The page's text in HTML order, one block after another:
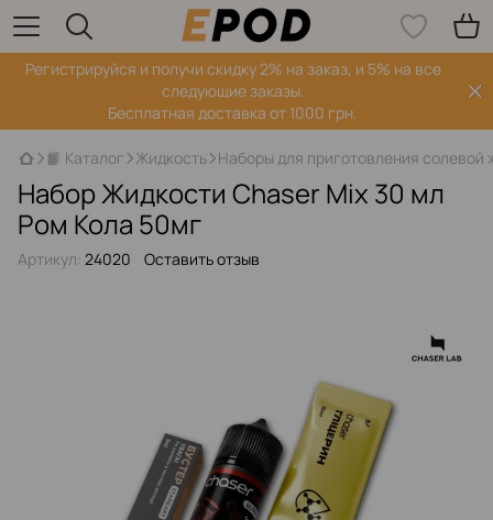
Регистрируйся‌ и получи скидку 2% на заказ, и 5% на все
следующие заказы.
Бесплатная доставка от 1000 грн.
📙 Каталог Жидкость Наборы для приготовления солевой
Набор Жидкости Chaser Mix 30 мл
Ром Кола 50мг
Артикул: 24020 Оставить отзыв